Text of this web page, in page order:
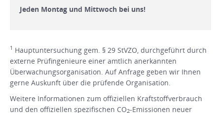
Jeden Montag und Mittwoch bei uns!
1 Hauptuntersuchung gem. § 29 StVZO, durchgeführt durch
externe Prüfingenieure einer amtlich anerkannten
Überwachungsorganisation. Auf Anfrage geben wir Ihnen
gerne Auskunft über die prüfende Organisation.
Weitere Informationen zum offiziellen Kraftstoffverbrauch
und den offiziellen spezifischen CO2-Emissionen neuer